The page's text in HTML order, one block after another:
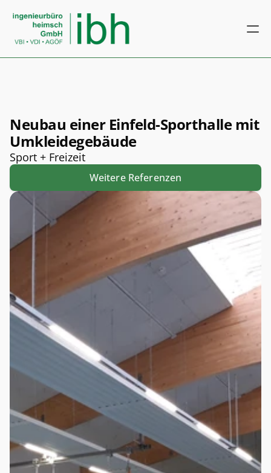
Neubau einer Einfeld-Sporthalle mit
Umkleidegebäude
Sport + Freizeit
Weitere Referenzen